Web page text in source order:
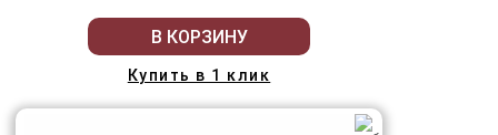
В КОРЗИНУ
Купить в 1 клик